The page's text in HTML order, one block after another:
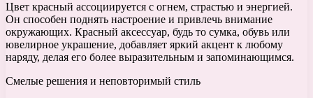
Цвет красный ассоциируется с огнем, страстью и энергией.
Он способен поднять настроение и привлечь внимание
окружающих. Красный аксессуар, будь то сумка, обувь или
ювелирное украшение, добавляет яркий акцент к любому
наряду, делая его более выразительным и запоминающимся.
Смелые решения и неповторимый стиль